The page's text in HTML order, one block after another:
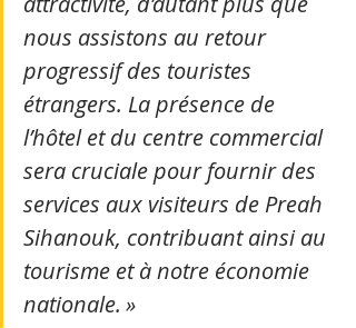
nous assistons au retour
progressif des touristes
étrangers. La présence de
l’hôtel et du centre commercial
sera cruciale pour fournir des
services aux visiteurs de Preah
Sihanouk, contribuant ainsi au
tourisme et à notre économie
nationale. »